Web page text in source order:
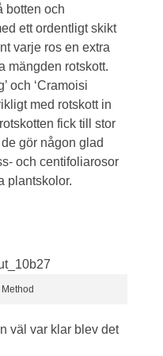
botten och
ett ordentligt skikt
varje ros en extra
mängden rotskott.
och ‘Cramoisi
med rotskott in
fick till stor
gör någon glad
och centifoliarosor
plantskolor.
väl var klar blev det